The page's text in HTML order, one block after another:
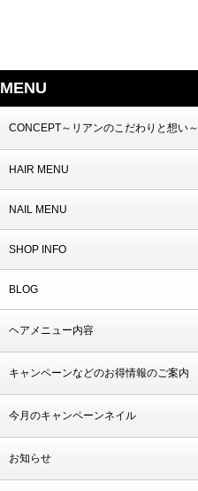
MENU
CONCEPT～リアンのこだわりと想い～
HAIR MENU
NAIL MENU
SHOP INFO
BLOG
ヘアメニュー内容
キャンペーンなどのお得情報のご案内
今月のキャンペーンネイル
お知らせ